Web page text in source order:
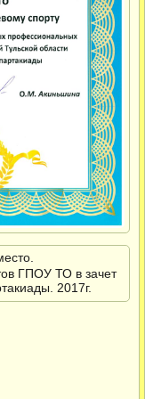
ГПОУ ТО в зачет
2017г.